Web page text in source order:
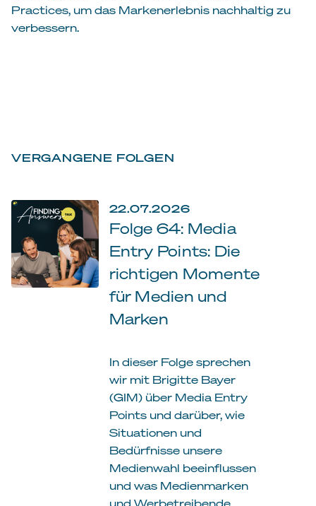
Practices, um das Markenerlebnis nachhaltig zu
verbessern.
VERGANGENE FOLGEN
22.07.2026
Folge 64: Media
Entry Points: Die
richtigen Momente
für Medien und
Marken
In dieser Folge sprechen
wir mit Brigitte Bayer
(GIM) über Media Entry
Points und darüber, wie
Situationen und
Bedürfnisse unsere
Medienwahl beeinflussen
und was Medienmarken
und Werbetreibende